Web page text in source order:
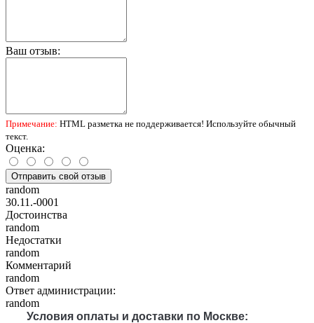
Ваш отзыв:
Примечание: HTML разметка не поддерживается! Используйте обычный
текст.
Оценка:
Отправить свой отзыв
random
30.11.-0001
Достоинства
random
Недостатки
random
Комментарий
random
Ответ администрации:
random
Условия оплаты и доставки по Москве: